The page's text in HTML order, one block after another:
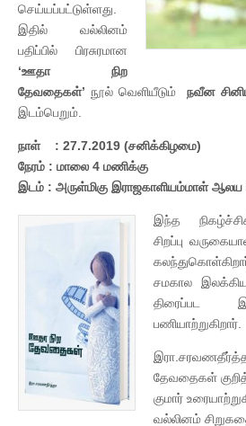
செய்யப்பட்டுள்ளது.
இதில் வல்லினம்
பதிப்பில் பிரசுரமான
‘ஊதா நிற
தேவதைகள்’ நூல் வெளியீடும் நவீன
இடம்பெறும்.
நாள் : 27.7.2019 (சனிக்கிழமை)
நேரம் : மாலை 4 மணிக்கு
இடம் : அருள்மிகு இராஜகாளியம்மாள்
இந்த
சிறப்பு
சமகால
திரைப்பட
பணியாற்றுகிறார்.
தேவதைகள்
குமார்
வல்லினம்